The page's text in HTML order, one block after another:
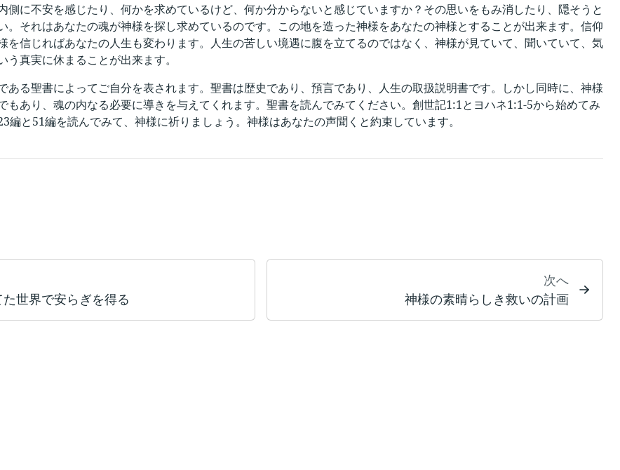
側に不安を感じたり、何かを求めているけど、何か分からないと感じていますか？その思いをもみ消したり、隠そうと
。それはあなたの魂が神様を探し求めているのです。この地を造った神様をあなたの神様とすることが出来ます。信仰
を信じればあなたの人生も変わります。人生の苦しい境遇に腹を立てるのではなく、神様が見ていて、聞いていて、気
う真実に休まることが出来ます。
ある聖書によってご自分を表されます。聖書は歴史であり、預言であり、人生の取扱説明書です。しかし同時に、神様
もあり、魂の内なる必要に導きを与えてくれます。聖書を読んでみてください。創世記1:1とヨハネ1:1-5から始めてみ
編と51編を読んでみて、神様に祈りましょう。神様はあなたの声聞くと約束しています。
世界で安らぎを得る
次へ
神様の素晴らしき救いの計画